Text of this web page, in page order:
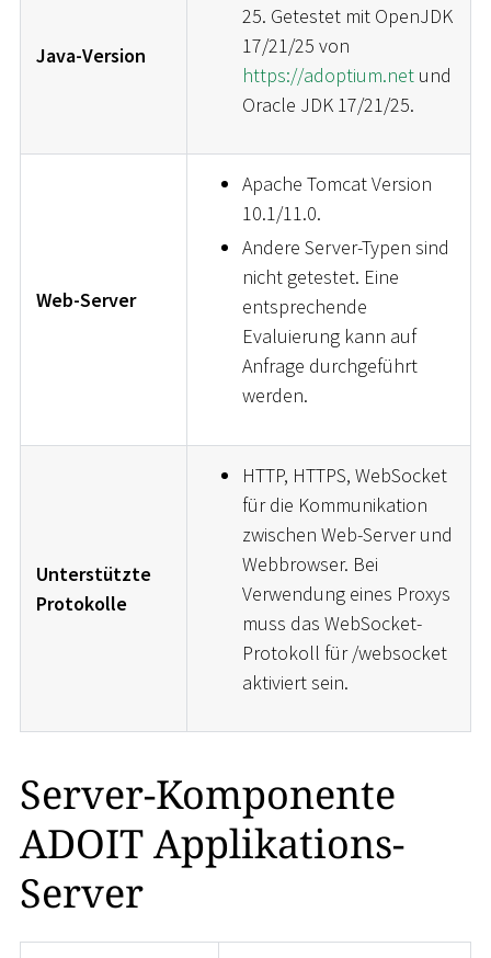
Java-Version
25. Getestet mit OpenJDK
17/21/25 von
https://adoptium.netund
Oracle JDK 17/21/25.
Web-Server
Apache Tomcat Version
10.1/11.0.
Andere Server-Typen sind
nicht getestet. Eine
entsprechende
Evaluierung kann auf
Anfrage durchgeführt
werden.
Unterstützte
Protokolle
HTTP, HTTPS, WebSocket
für die Kommunikation
zwischen Web-Server und
Webbrowser. Bei
Verwendung eines Proxys
muss das WebSocket-
Protokoll für /websocket
aktiviert sein.
Server-Komponente
ADOIT Applikations-
Server